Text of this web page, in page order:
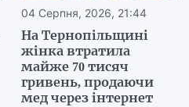
04 Серпня, 2026, 21:44
На Тернопільщині
жінка втратила
майже 70 тисяч
гривень, продаючи
мед через інтернет